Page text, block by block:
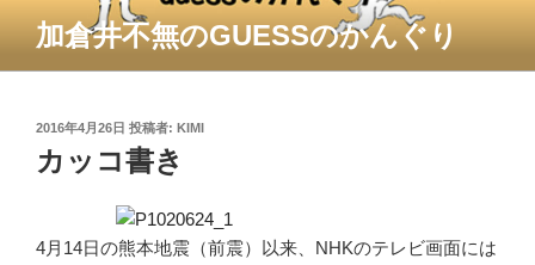
テ
加倉井不無のGUESSのかんぐり
投
日:
2016年4月26日 投稿者: KIMI
カッコ書き
4月14日の熊本地震（前震）以来、NHKのテレビ画面には